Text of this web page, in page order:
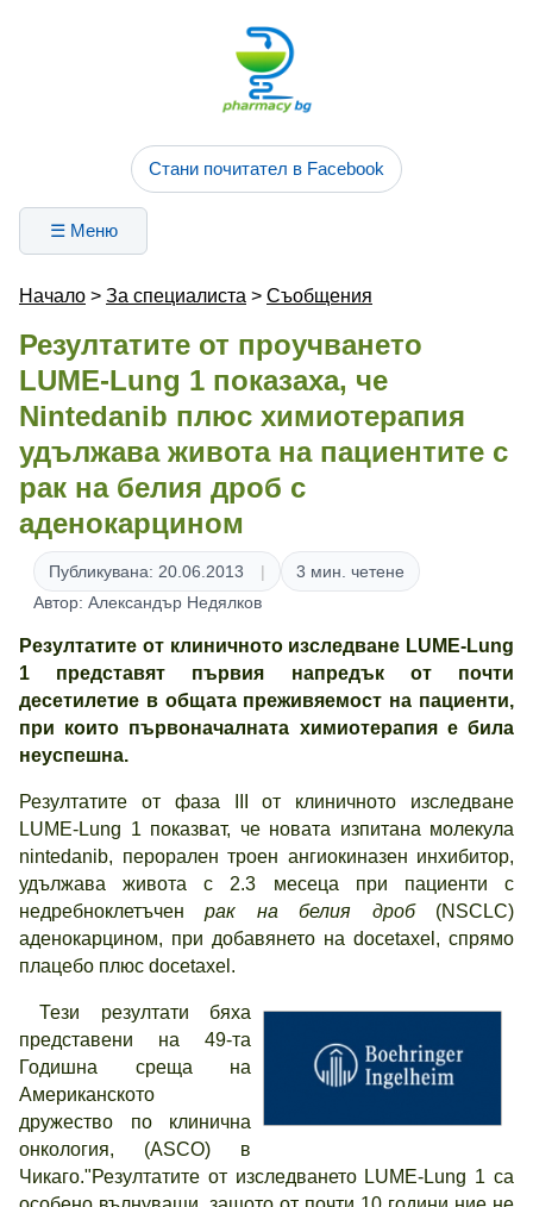
Стани почитател в Facebook
☰ Меню
Начало > За специалиста > Съобщения
Резултатите от проучването
LUME-Lung 1 показаха, че
Nintedanib плюс химиотерапия
удължава живота на пациентите с
рак на белия дроб с
аденокарцином
Публикувана: 20.06.2013
3 мин. четене
Автор: Александър Недялков
Резултатите от клиничното изследване LUME-Lung
1 представят първия напредък от почти
десетилетие в общата преживяемост на пациенти,
при които първоначалната химиотерапия е била
неуспешна.
Резултатите от фаза III от клиничното изследване
LUME-Lung 1 показват, че новата изпитана молекула
nintedanib, перорален троен ангиокиназен инхибитор,
удължава живота с 2.3 месеца при пациенти с
недребноклетъчен рак на белия дроб(NSCLC)
аденокарцином, при добавянето на docetaxel, спрямо
плацебо плюс docetaxel.
Тези резултати бяха
представени на 49-та
Годишна среща на
Американското
дружество по клинична
онкология, (ASCO) в
Чикаго."Резултатите от изследването LUME-Lung 1 са